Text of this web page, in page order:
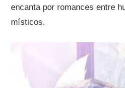
encanta por romances entre
místicos.